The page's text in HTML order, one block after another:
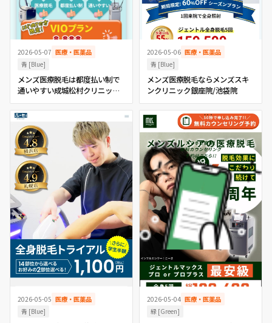
2026-05-07 医療・医薬品
青 [Blue]
メンズ医療脱毛は都度払い制で
通いやすい成城松村クリニック
池袋院
2026-05-06 医療・医薬品
青 [Blue]
メンズ医療脱毛ならメンズスキ
ンクリニック銀座院/池袋院
2026-05-05 医療・医薬品
青 [Blue]
2026-05-04 医療・医薬品
緑 [Green]